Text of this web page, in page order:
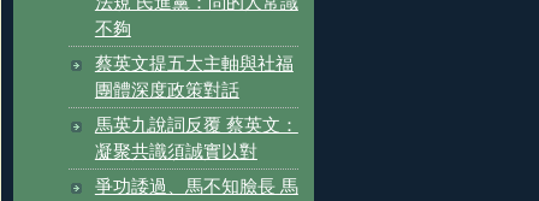
不夠
蔡英文提五大主軸與社福
團體深度政策對話
馬英九說詞反覆 蔡英文：
凝聚共識須誠實以對
爭功諉過、馬不知臉長 馬